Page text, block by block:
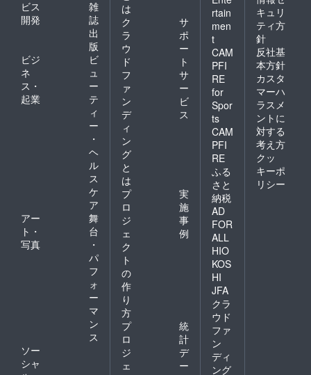
ズセッ
ト×1 10
分トー
ク券×1
のよう
になり
ます。
※グッズ
セット
は ・NO
ECHI
LIFE Ｔ
シャツ
（大野
真依オ
リジナ
ビス
開発
雑
誌
出
版
ビジ
ネ
ス・
起業
ビ
ュ
ー
テ
ィ
ー
・
ヘ
ル
ス
ケ
ア
アー
ト・
写真
舞
台
・
パ
フ
ォ
ー
マ
ン
ス
ソー
シャ
は
ク
ラ
ウ
ド
フ
ァ
ン
デ
ィ
ン
グ
と
は
サ
ポ
ー
ト
サ
ー
ビ
ス
プ
ロ
ジ
ェ
ク
ト
の
作
り
方
実
施
事
例
プ
ロ
ジ
ェ
統
計
デ
ー
rtain
men
t
CAM
PFI
RE
for
Spor
ts
CAM
PFI
RE
ふる
さと
納税
AD
FOR
ALL
HIO
KOS
HI
JFA
クラ
ウド
ファ
ン
ディ
ング
キュリ
ティ方
針
反社基
本方針
カスタ
マーハ
ラスメ
ントに
対する
考え方
クッ
キーポ
リシー